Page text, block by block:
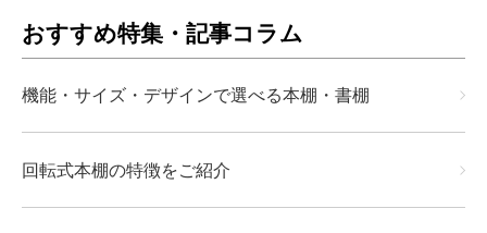
おすすめ特集・記事コラム
機能・サイズ・デザインで選べる本棚・書棚
回転式本棚の特徴をご紹介